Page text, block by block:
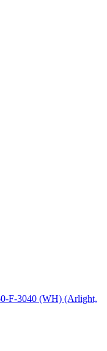
F-3040 (WH) (Arlight,